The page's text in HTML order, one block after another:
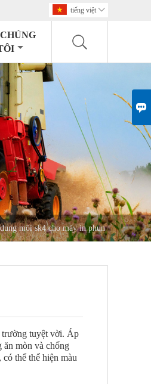

tiếng việt 
môi sk4 cho máy in phun
trường tuyệt vời. Áp
ăn mòn và chống
thể thể hiện màu